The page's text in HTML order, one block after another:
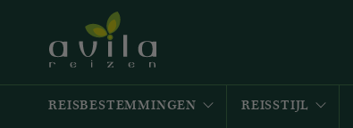
REISBESTEMMINGEN REISSTIJL